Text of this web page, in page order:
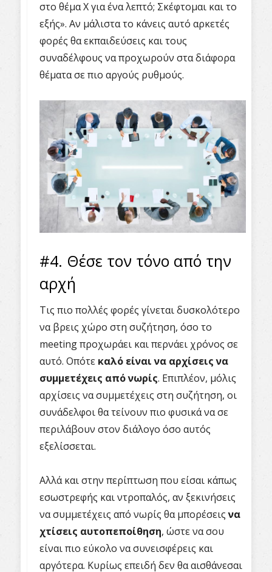
στο θέμα Χ για ένα λεπτό; Σκέφτομαι και το
εξής». Αν μάλιστα το κάνεις αυτό αρκετές
φορές θα εκπαιδεύσεις και τους
συναδέλφους να προχωρούν στα διάφορα
θέματα σε πιο αργούς ρυθμούς.
#4. Θέσε τον τόνο από την
αρχή
Τις πιο πολλές φορές γίνεται δυσκολότερο
να βρεις χώρο στη συζήτηση, όσο το
meeting προχωράει και περνάει χρόνος σε
αυτό. Οπότε καλό είναι να αρχίσεις να
συμμετέχεις από νωρίς. Επιπλέον, μόλις
αρχίσεις να συμμετέχεις στη συζήτηση, οι
συνάδελφοι θα τείνουν πιο φυσικά να σε
περιλάβουν στον διάλογο όσο αυτός
εξελίσσεται.
Αλλά και στην περίπτωση που είσαι κάπως
εσωστρεφής και ντροπαλός, αν ξεκινήσεις
να συμμετέχεις από νωρίς θα μπορέσειςνα
χτίσεις αυτοπεποίθηση, ώστε να σου
είναι πιο εύκολο να συνεισφέρεις και
αργότερα. Κυρίως επειδή δεν θα αισθάνεσαι